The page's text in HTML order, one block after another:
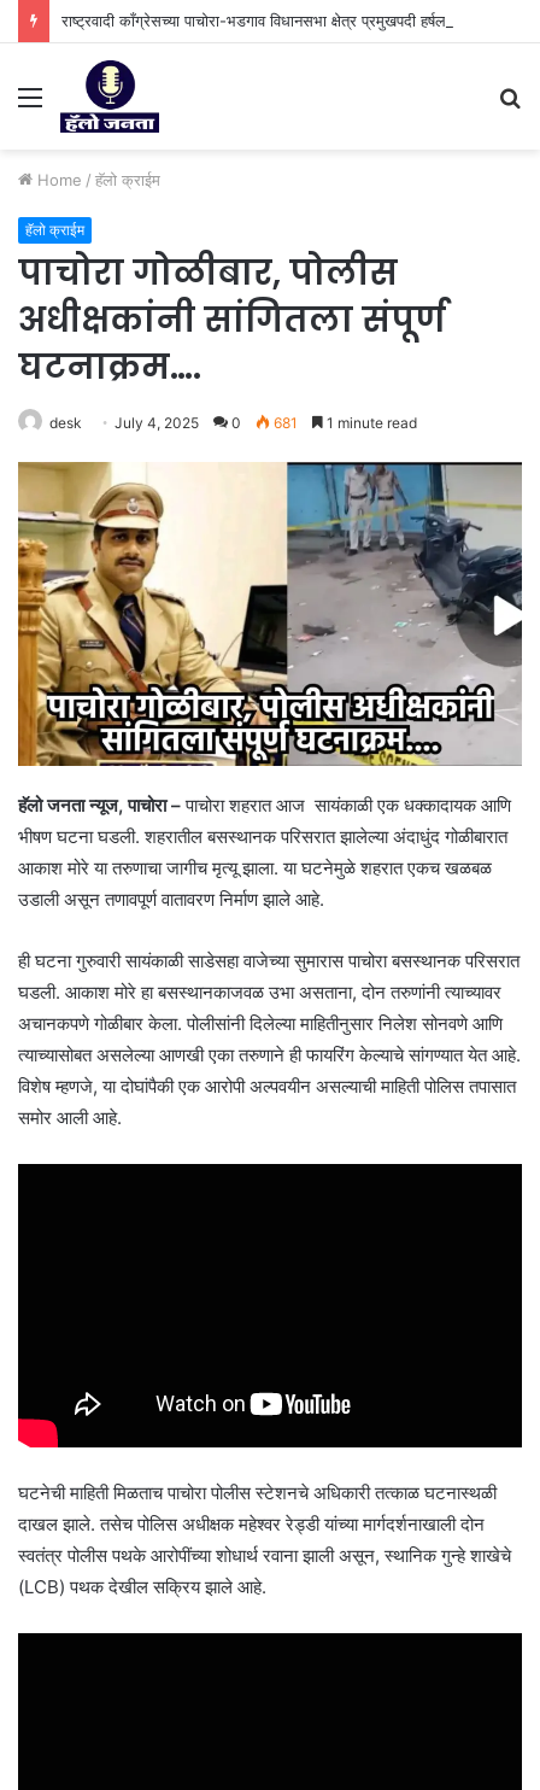
Menu
Home / ⁠हॅलो क्राईम
⁠हॅलो क्राईम
पाचोरा गोळीबार, पोलीस
अधीक्षकांनी सांगितला संपूर्ण
घटनाक्रम….
desk July 4, 2025 0 681 1 minute read
हॅलो जनता न्यूज, पाचोरा –पाचोरा शहरात आज सायंकाळी एक धक्कादायक आणि
भीषण घटना घडली. शहरातील बसस्थानक परिसरात झालेल्या अंदाधुंद गोळीबारात
आकाश मोरे या तरुणाचा जागीच मृत्यू झाला. या घटनेमुळे शहरात एकच खळबळ
उडाली असून तणावपूर्ण वातावरण निर्माण झाले आहे.
ही घटना गुरुवारी सायंकाळी साडेसहा वाजेच्या सुमारास पाचोरा बसस्थानक परिसरात
घडली. आकाश मोरे हा बसस्थानकाजवळ उभा असताना, दोन तरुणांनी त्याच्यावर
अचानकपणे गोळीबार केला. पोलीसांनी दिलेल्या माहितीनुसार निलेश सोनवणे आणि
त्याच्यासोबत असलेल्या आणखी एका तरुणाने ही फायरिंग केल्याचे सांगण्यात येत आहे.
विशेष म्हणजे, या दोघांपैकी एक आरोपी अल्पवयीन असल्याची माहिती पोलिस तपासात
समोर आली आहे.
घटनेची माहिती मिळताच पाचोरा पोलीस स्टेशनचे अधिकारी तत्काळ घटनास्थळी
दाखल झाले. तसेच पोलिस अधीक्षक महेश्वर रेड्डी यांच्या मार्गदर्शनाखाली दोन
स्वतंत्र पोलीस पथके आरोपींच्या शोधार्थ रवाना झाली असून, स्थानिक गुन्हे शाखेचे
(LCB) पथक देखील सक्रिय झाले आहे.